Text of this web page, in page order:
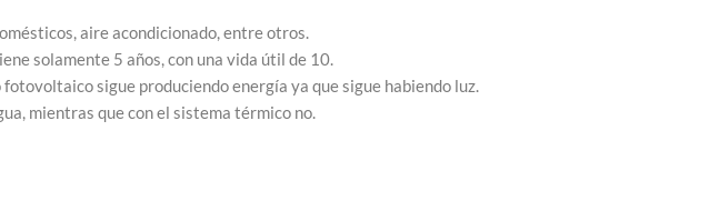
aire acondicionado, entre otros.
solamente 5 años, con una vida útil de 10.
sigue produciendo energía ya que sigue habiendo luz.
mientras que con el sistema térmico no.